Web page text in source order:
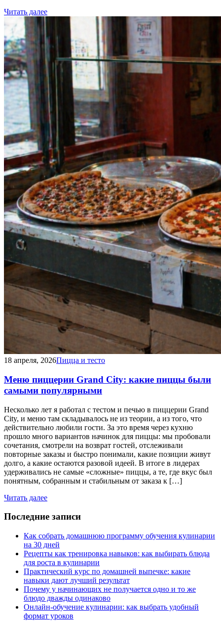
Читать далее
18 апреля, 2026Пицца и тесто
Меню пиццерии Grand City: какие пиццы были
самыми популярными
Несколько лет я работал с тестом и печью в пиццерии Grand
City, и меню там складывалось не из теории, а из того, что
действительно любили гости. За это время через кухню
прошло много вариантов начинок для пиццы: мы пробовали
сочетания, смотрели на возврат гостей, отслеживали
повторные заказы и быстро понимали, какие позиции живут
долго, а какие остаются разовой идеей. В итоге в лидерах
удерживались не самые «сложные» пиццы, а те, где вкус был
понятным, собранным и стабильным от заказа к […]
Читать далее
Последние записи
Как собрать домашнюю программу обучения кулинарии
на 30 дней
Рецепты как тренировка навыков: как выбирать блюда
для роста в кулинарии
Практический курс по домашней выпечке: какие
навыки дают лучший результат
Почему у начинающих не получается одно и то же
блюдо дважды одинаково
Онлайн-обучение кулинарии: как выбрать удобный
формат уроков